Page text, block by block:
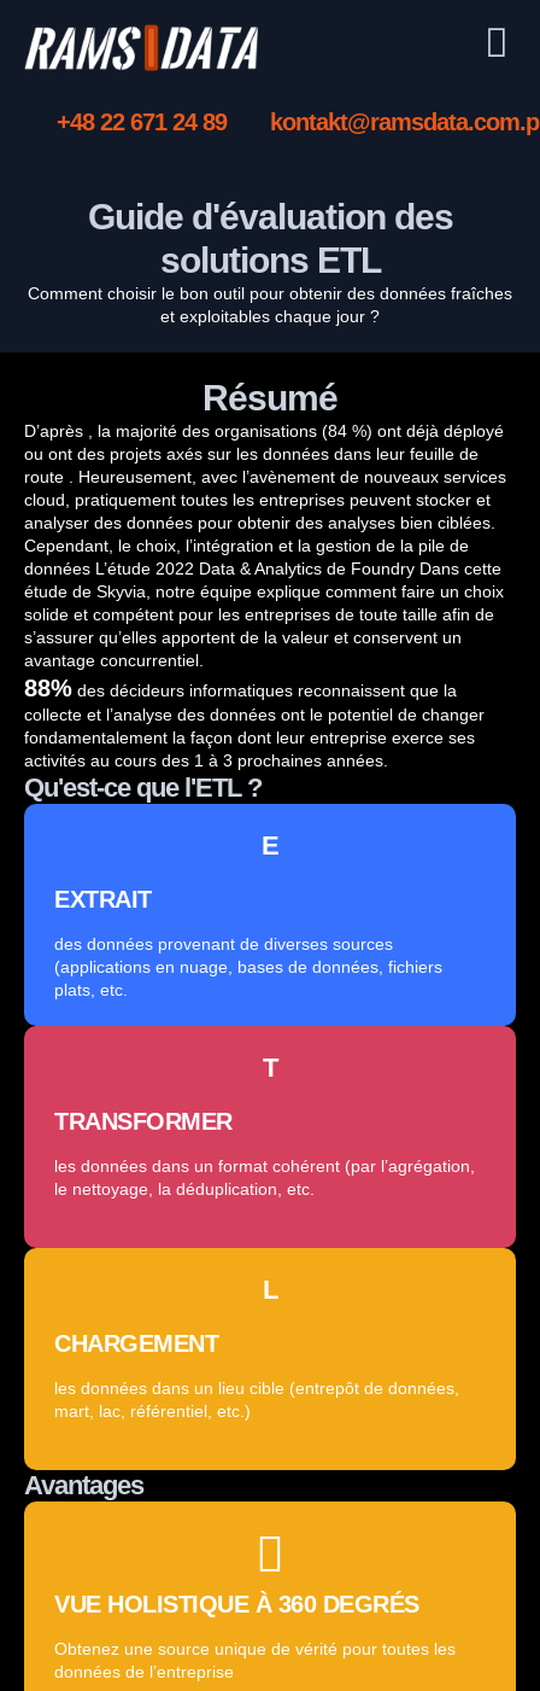
+48 22 671 24 89
Guide d'évaluation des
solutions ETL
Comment choisir le bon outil pour obtenir des données fraîches
et exploitables chaque jour ?
Résumé
D’après , la majorité des organisations (84 %) ont déjà déployé
ou ont des projets axés sur les données dans leur feuille de
route . Heureusement, avec l’avènement de nouveaux services
cloud, pratiquement toutes les entreprises peuvent stocker et
analyser des données pour obtenir des analyses bien ciblées.
Cependant, le choix, l’intégration et la gestion de la pile de
données L’étude 2022 Data & Analytics de Foundry Dans cette
étude de Skyvia, notre équipe explique comment faire un choix
solide et compétent pour les entreprises de toute taille afin de
s’assurer qu’elles apportent de la valeur et conservent un
avantage concurrentiel.
88% des décideurs informatiques reconnaissent que la
collecte et l’analyse des données ont le potentiel de changer
fondamentalement la façon dont leur entreprise exerce ses
activités au cours des 1 à 3 prochaines années.
Qu'est-ce que l'ETL ?
E
EXTRAIT
des données provenant de diverses sources
(applications en nuage, bases de données, fichiers
plats, etc.
T
TRANSFORMER
les données dans un format cohérent (par l’agrégation,
le nettoyage, la déduplication, etc.
L
CHARGEMENT
les données dans un lieu cible (entrepôt de données,
mart, lac, référentiel, etc.)
Avantages
VUE HOLISTIQUE À 360 DEGRÉS
Obtenez une source unique de vérité pour toutes les
données de l’entreprise